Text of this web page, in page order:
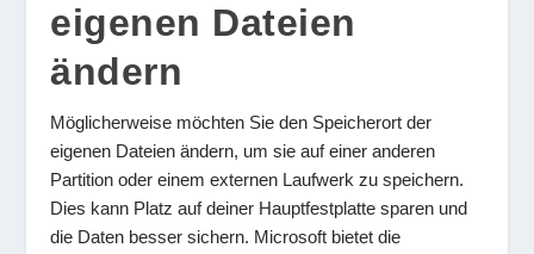
eigenen Dateien
ändern
Möglicherweise möchten Sie den Speicherort der
eigenen Dateien ändern, um sie auf einer anderen
Partition oder einem externen Laufwerk zu speichern.
Dies kann Platz auf deiner Hauptfestplatte sparen und
die Daten besser sichern. Microsoft bietet die